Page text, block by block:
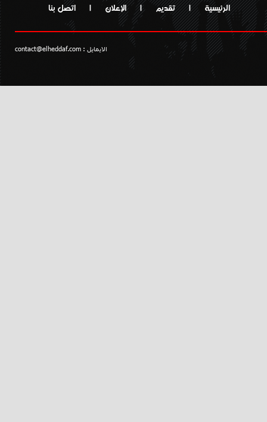
الرئيسية | تقديم | الإعلان | اتصل بنا
الايمايل : contact@elheddaf.com